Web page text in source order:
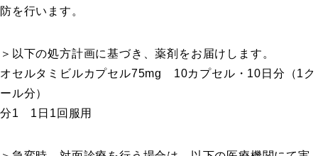
防を行います。
＞以下の処方計画に基づき、薬剤をお届けします。
オセルタミビルカプセル75mg 10カプセル・10日分（1ク
ール分）
分1 1日1回服用